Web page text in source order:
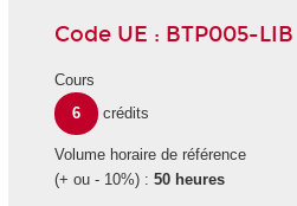
Code UE : BTP005-LIB
Cours
6
crédits
Volume horaire de référence
(+ ou - 10%) : 50 heures